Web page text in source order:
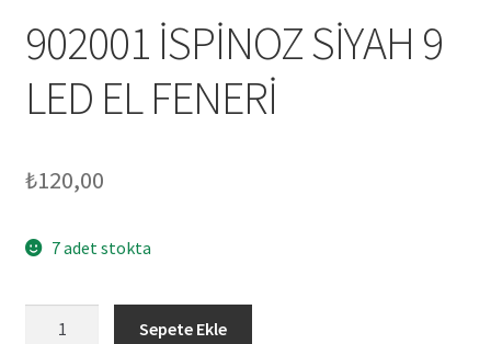
902001 İSPİNOZ SİYAH 9
LED EL FENERİ
₺120,00
7 adet stokta
Sepete Ekle